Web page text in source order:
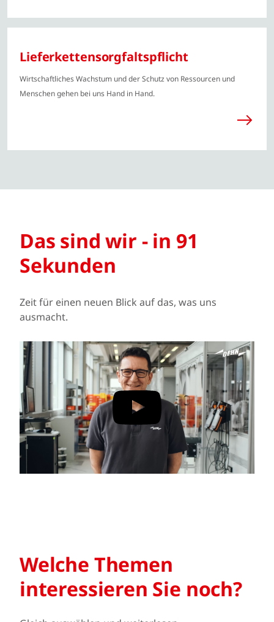
Lieferketten­sorgfaltspflicht
Wirtschaftliches Wachstum und der Schutz von Ressourcen und
Menschen gehen bei uns Hand in Hand.​
Das sind wir - in 91
Sekunden
Zeit für einen neuen Blick auf das, was uns
ausmacht.
Welche Themen
interessieren Sie noch?